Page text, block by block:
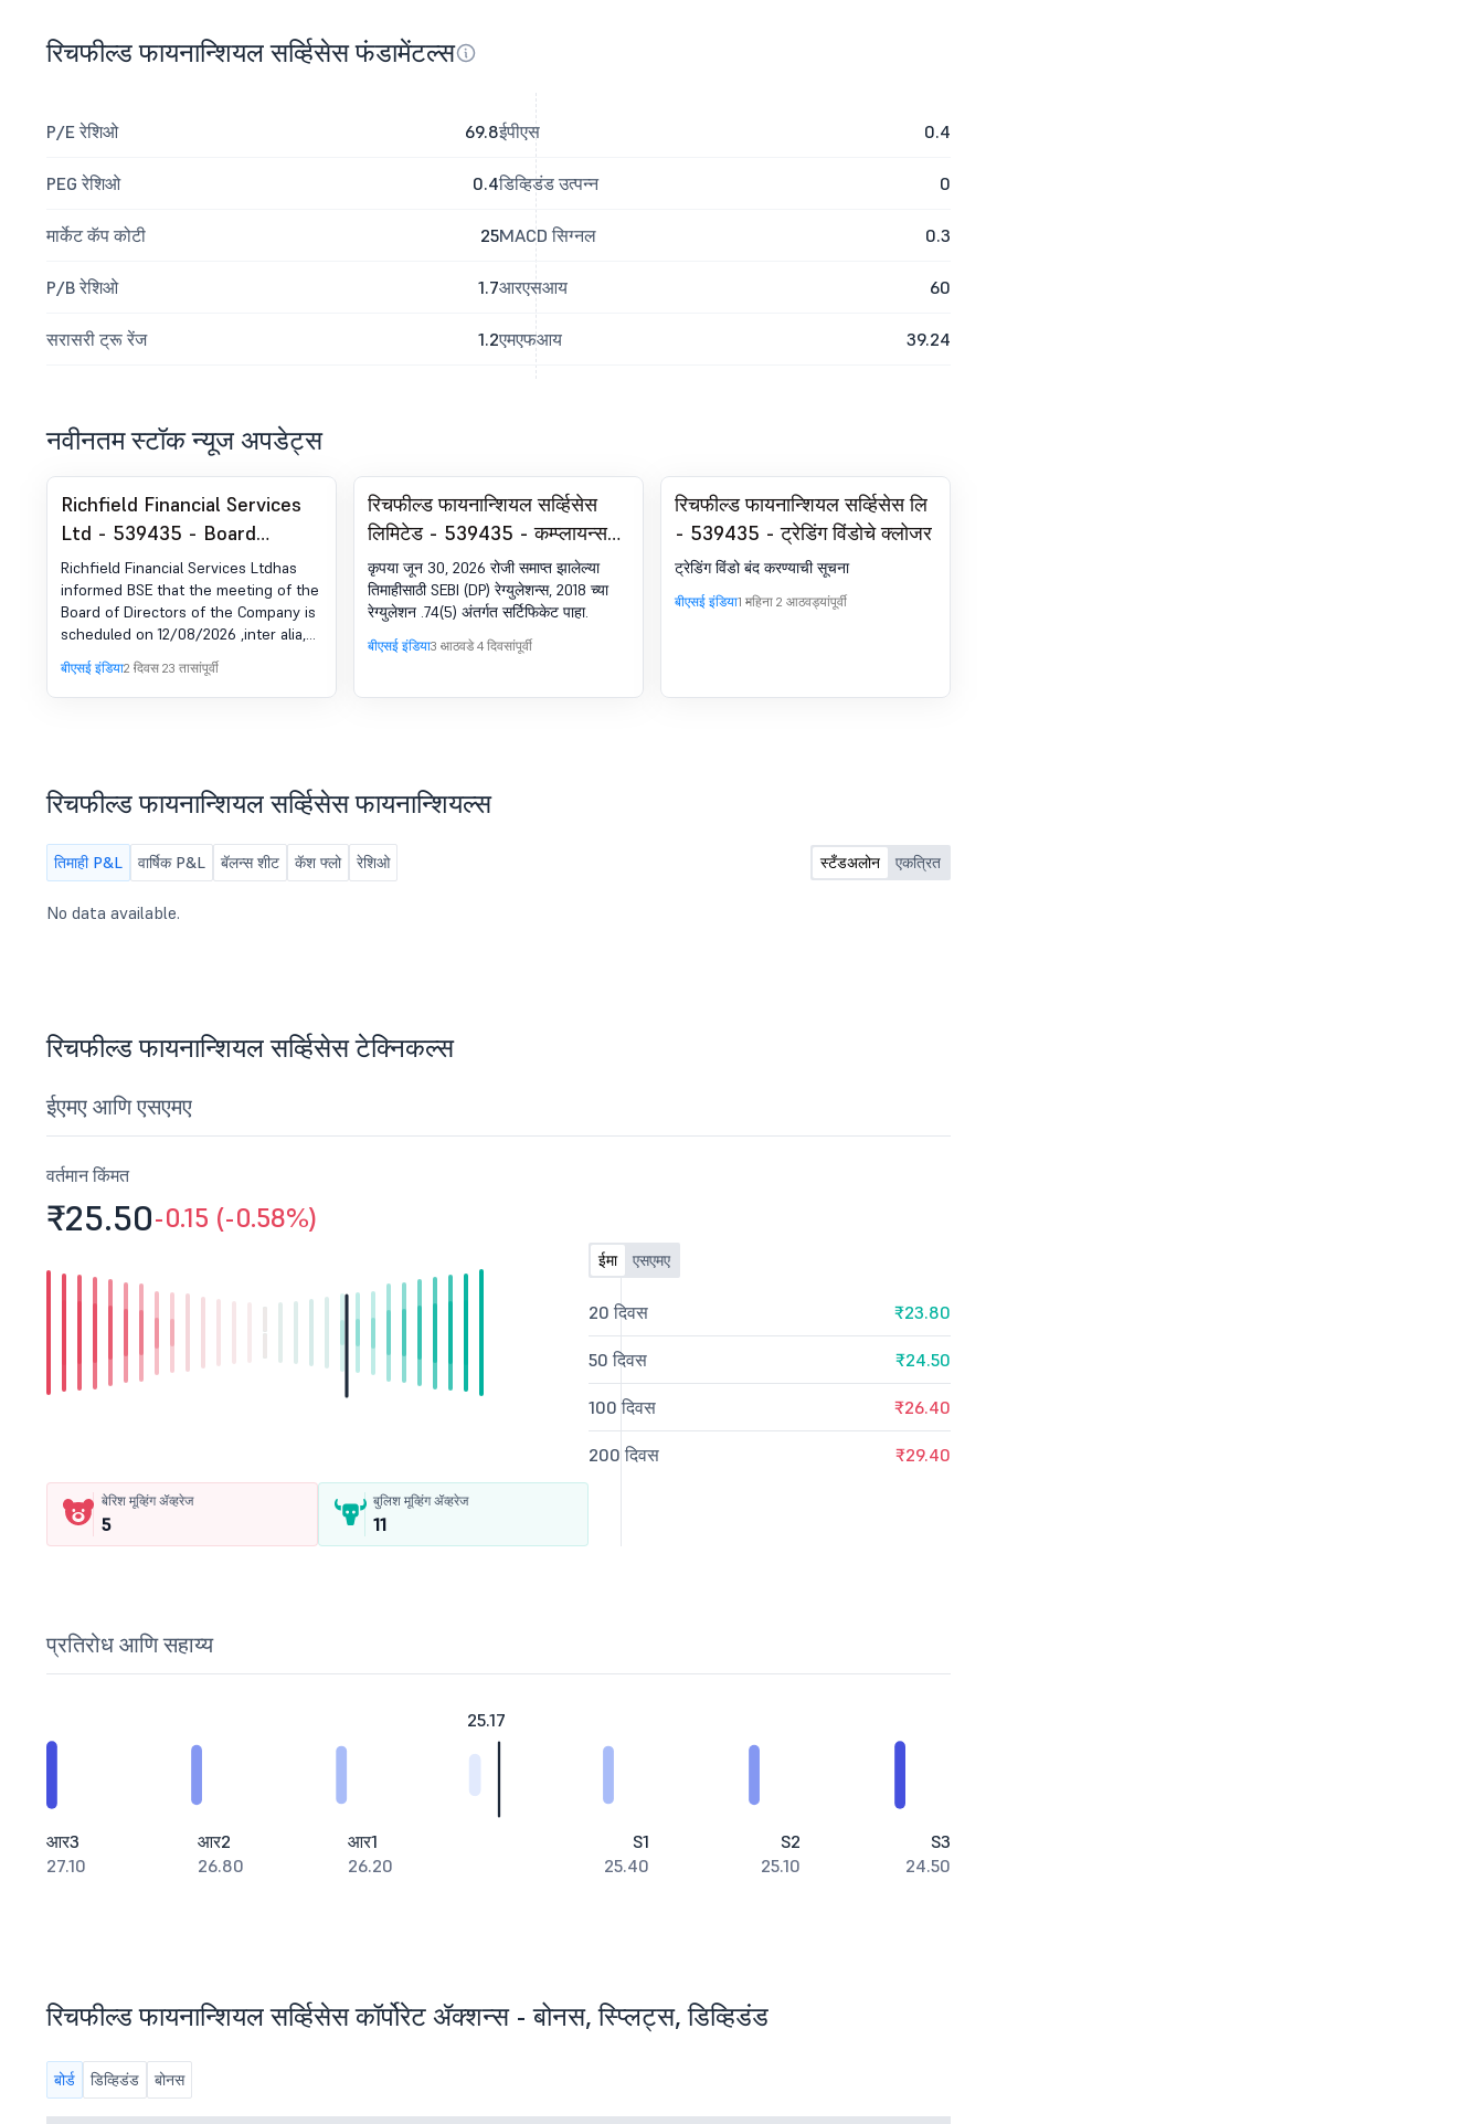
रिचफील्ड फायनान्शियल सर्व्हिसेस फंडामेंटल्स
P/E रेशिओ 69.8
PEG रेशिओ 0.4
मार्केट कॅप कोटी 25
P/B रेशिओ 1.7
सरासरी ट्रू रेंज 1.2
ईपीएस 0.4
डिव्हिडंड उत्पन्न 0
MACD सिग्नल 0.3
आरएसआय 60
एमएफआय 39.24
नवीनतम स्टॉक न्यूज अपडेट्स
Richfield Financial Services
Ltd - 539435 - Board
Meeting Intimation for
Board Meeting Intimation
For Prior Intimation Of Board
Meeting Scheduled On
August 12, 2026.
Richfield Financial Services Ltdhas
informed BSE that the meeting of the
Board of Directors of the Company is
scheduled on 12/08/2026 ,inter alia,
to consider and approve Unaudited
Financial Results and other general
items.
बीएसई इंडिया2 दिवस 23 तासांपूर्वी
रिचफील्ड फायनान्शियल सर्व्हिसेस
लिमिटेड - 539435 - कम्प्लायन्स-
सर्टिफिकेट रेग्युलेशन अंतर्गत. SEBI
(DP) रेग्युलेशन्स, 2018 चे 74 (5)
कृपया जून 30, 2026 रोजी समाप्त झालेल्या
तिमाहीसाठी SEBI (DP) रेग्युलेशन्स, 2018 च्या
रेग्युलेशन .74(5) अंतर्गत सर्टिफिकेट पाहा.
बीएसई इंडिया3 आठवडे 4 दिवसांपूर्वी
रिचफील्ड फायनान्शियल सर्व्हिसेस लि
- 539435 - ट्रेडिंग विंडोचे क्लोजर
ट्रेडिंग विंडो बंद करण्याची सूचना
बीएसई इंडिया1 महिना 2 आठवड्यांपूर्वी
रिचफील्ड फायनान्शियल सर्व्हिसेस फायनान्शियल्स
तिमाही P&L वार्षिक P&L बॅलन्स शीट कॅश फ्लो रेशिओ स्टँडअलोन एकत्रित
No data available.
रिचफील्ड फायनान्शियल सर्व्हिसेस टेक्निकल्स
ईएमए आणि एसएमए
वर्तमान किंमत
₹25.50-0.15 (-0.58%)
बेरिश मूव्हिंग ॲव्हरेज
5
बुलिश मूव्हिंग ॲव्हरेज
11
ईमा एसएमए
20 दिवस ₹23.80
50 दिवस ₹24.50
100 दिवस ₹26.40
200 दिवस ₹29.40
प्रतिरोध आणि सहाय्य
25.17
आर3
27.10
आर2
26.80
आर1
26.20
S1
25.40
S2
25.10
S3
24.50
रिचफील्ड फायनान्शियल सर्व्हिसेस कॉर्पोरेट ॲक्शन्स - बोनस, स्प्लिट्स, डिव्हिडंड
बोर्ड डिव्हिडंड बोनस